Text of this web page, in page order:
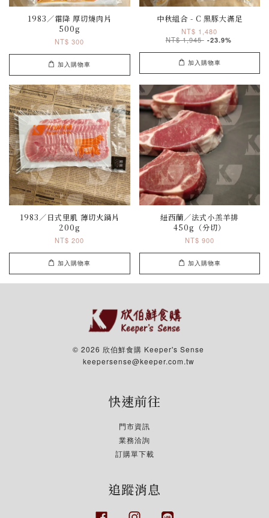
1983／霜降 厚切燒肉片
500g
NT$ 300
加入購物車
中秋組合 - C 黑豚大滿足
NT$ 1,480
NT$ 1,945 -23.9%
加入購物車
1983／日式里肌 薄切火鍋片
200g
NT$ 200
加入購物車
紐西蘭／法式小羔羊排
450g（分切）
NT$ 900
加入購物車
© 2026 欣伯鮮食購 Keeper's Sense
keepersense@keeper.com.tw
快速前往
門市資訊
業務洽詢
訂購單下載
追蹤消息
Facebook Instagram